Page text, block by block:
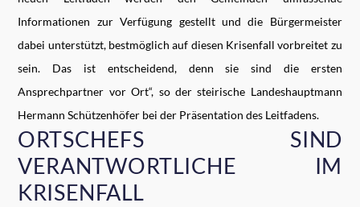
Informationen zur Verfügung gestellt und die Bürgermeister
dabei unterstützt, bestmöglich auf diesen Krisenfall vorbreitet zu
sein. Das ist entscheidend, denn sie sind die ersten
Ansprechpartner vor Ort“, so der steirische Landeshauptmann
Hermann Schützenhöfer bei der Präsentation des Leitfadens.
ORTSCHEFS SIND
VERANTWORTLICHE IM
KRISENFALL